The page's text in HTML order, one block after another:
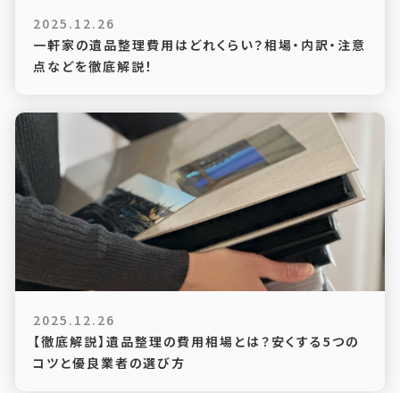
2025.12.26
一軒家の遺品整理費用はどれくらい？相場・内訳・注意
点などを徹底解説！
2025.12.26
【徹底解説】遺品整理の費用相場とは？安くする5つの
コツと優良業者の選び方